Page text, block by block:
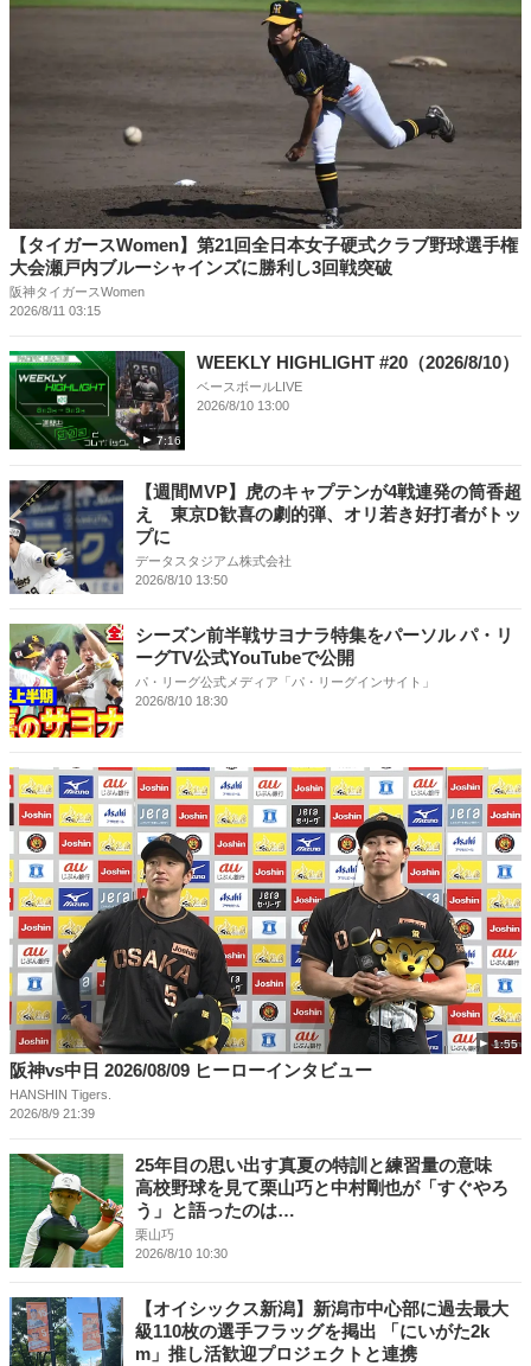
【タイガースWomen】第21回全日本女子硬式クラブ野球選手権
大会瀬戸内ブルーシャインズに勝利し3回戦突破
阪神タイガースWomen
2026/8/11 03:15
7:16
WEEKLY HIGHLIGHT #20（2026/8/10）
ベースボールLIVE
2026/8/10 13:00
【週間MVP】虎のキャプテンが4戦連発の筒香超
え 東京D歓喜の劇的弾、オリ若き好打者がトッ
プに
データスタジアム株式会社
2026/8/10 13:50
シーズン前半戦サヨナラ特集をパーソル パ・リ
ーグTV公式YouTubeで公開
パ・リーグ公式メディア「パ・リーグインサイト」
2026/8/10 18:30
1:55
阪神vs中日 2026/08/09 ヒーローインタビュー
HANSHIN Tigers.
2026/8/9 21:39
25年目の思い出す真夏の特訓と練習量の意味
高校野球を見て栗山巧と中村剛也が「すぐやろ
う」と語ったのは…
栗山巧
2026/8/10 10:30
【オイシックス新潟】新潟市中心部に過去最大
級110枚の選手フラッグを掲出 「にいがた2k
m」推し活歓迎プロジェクトと連携